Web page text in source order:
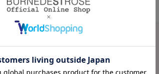
CATEGORY